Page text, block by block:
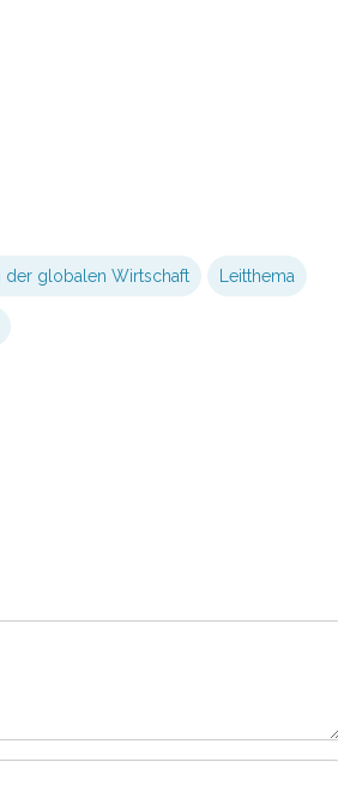
der globalen Wirtschaft Leitthema